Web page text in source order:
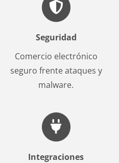
Seguridad
Comercio electrónico
seguro frente ataques y
malware.
Integraciones